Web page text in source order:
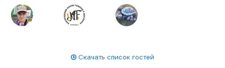
Скачать список гостей